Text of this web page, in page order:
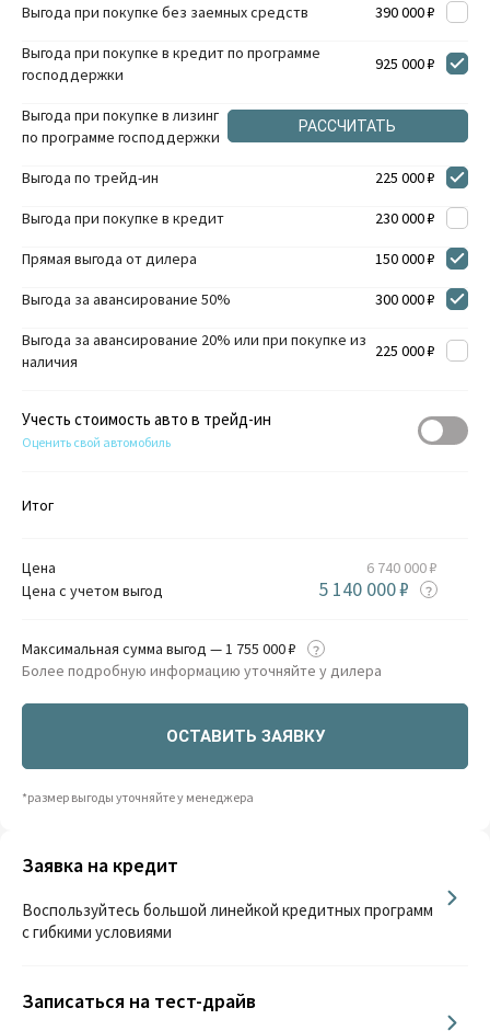
Выгода при покупке без заемных средств 390 000 ₽
Выгода при покупке в кредит по программе
господдержки
925 000 ₽
Выгода при покупке в лизинг
по программе господдержки
РАССЧИТАТЬ
Выгода по трейд-ин 225 000 ₽
Выгода при покупке в кредит 230 000 ₽
Прямая выгода от дилера 150 000 ₽
Выгода за авансирование 50% 300 000 ₽
Выгода за авансирование 20% или при покупке из
наличия
225 000 ₽
Учесть стоимость авто в трейд-ин
Оценить свой автомобиль
Итог
Цена
6 740 000 ₽
Цена с учетом выгод
5 140 000 ₽
Максимальная сумма выгод — 1 755 000 ₽
Более подробную информацию уточняйте у дилера
ОСТАВИТЬ ЗАЯВКУ
*размер выгоды уточняйте у менеджера
Заявка на кредит
Воспользуйтесь большой линейкой кредитных программ
с гибкими условиями
Записаться на тест-драйв